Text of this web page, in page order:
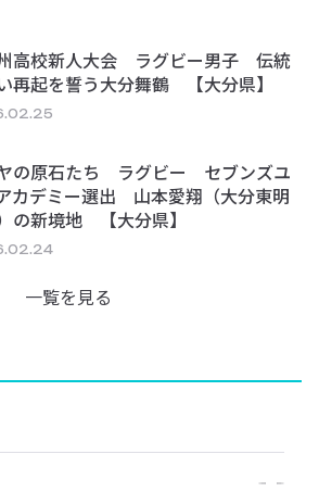
高校新人大会 ラグビー男子 伝統
再起を誓う大分舞鶴 【大分県】
の原石たち ラグビー セブンズユ
カデミー選出 山本愛翔（大分東明
の新境地 【大分県】
一覧を見る